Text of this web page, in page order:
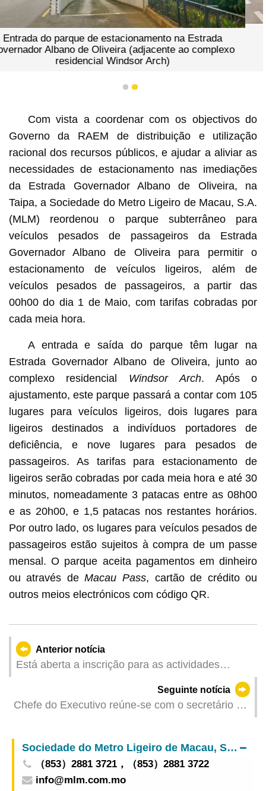
Estrada
complexo
Parque de estacionamento subterrâneo
Governador Albano de
1 2
Com vista a coordenar com os objectivos do
Governo da RAEM de distribuição e utilização
racional dos recursos públicos, e ajudar a aliviar as
necessidades de estacionamento nas imediações
da Estrada Governador Albano de Oliveira, na
Taipa, a Sociedade do Metro Ligeiro de Macau, S.A.
(MLM) reordenou o parque subterrâneo para
veículos pesados de passageiros da Estrada
Governador Albano de Oliveira para permitir o
estacionamento de veículos ligeiros, além de
veículos pesados de passageiros, a partir das
00h00 do dia 1 de Maio, com tarifas cobradas por
cada meia hora.
A entrada e saída do parque têm lugar na
Estrada Governador Albano de Oliveira, junto ao
complexo residencial Windsor Arch. Após o
ajustamento, este parque passará a contar com 105
lugares para veículos ligeiros, dois lugares para
ligeiros destinados a indivíduos portadores de
deficiência, e nove lugares para pesados de
passageiros. As tarifas para estacionamento de
ligeiros serão cobradas por cada meia hora e até 30
minutos, nomeadamente 3 patacas entre as 08h00
e as 20h00, e 1,5 patacas nos restantes horários.
Por outro lado, os lugares para veículos pesados de
passageiros estão sujeitos à compra de um passe
mensal. O parque aceita pagamentos em dinheiro
ou através deMacau Pass, cartão de crédito ou
outros meios electrónicos com código QR.
Anterior notícia
Está aberta a inscrição para as actividades
Seguinte notícia
Chefe do Executivo reúne-se com o secretário do
Sociedade do Metro Ligeiro de Macau, S.A.
（853）2881 3721，（853）2881 3722
info@mlm.com.mo